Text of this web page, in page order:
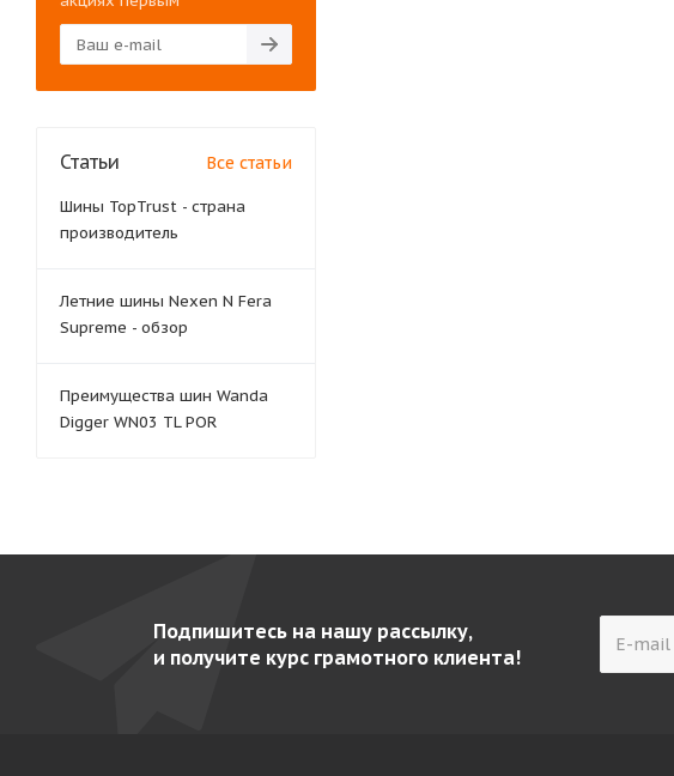
Статьи Все статьи
Шины TopTrust - страна
производитель
Летние шины Nexen N Fera
Supreme - обзор
Преимущества шин Wanda
Digger WN03 TL POR
Подпишитесь на нашу рассылку,
и получите курс грамотного клиента!